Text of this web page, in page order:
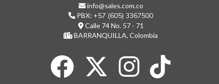
info@sales.com.co
PBX: +57 (605) 3367500
Calle 74 No. 57 - 71
BARRANQUILLA, Colombia